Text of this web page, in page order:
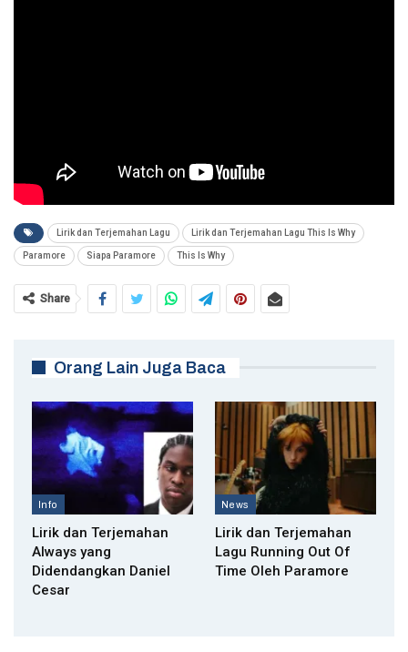
Lirik dan Terjemahan Lagu Lirik dan Terjemahan Lagu This Is Why
Paramore Siapa Paramore This Is Why
Share
Orang Lain Juga Baca
Info
Lirik dan Terjemahan
Always yang
Didendangkan Daniel
Cesar
News
Lirik dan Terjemahan
Lagu Running Out Of
Time Oleh Paramore